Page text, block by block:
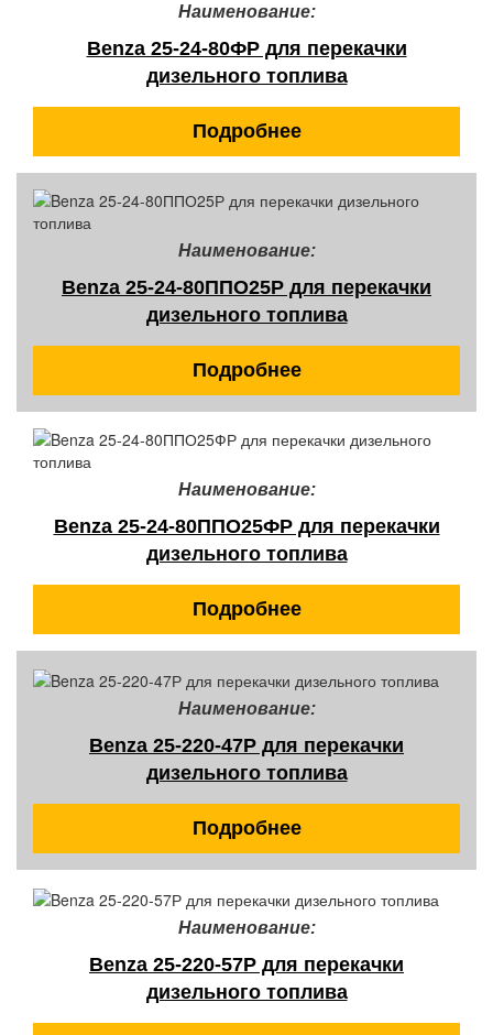
Наименование:
Benza 25-24-80ФР для перекачки
дизельного топлива
Подробнее
Наименование:
Benza 25-24-80ППО25Р для перекачки
дизельного топлива
Подробнее
Наименование:
Benza 25-24-80ППО25ФР для перекачки
дизельного топлива
Подробнее
Наименование:
Benza 25-220-47Р для перекачки
дизельного топлива
Подробнее
Наименование:
Benza 25-220-57Р для перекачки
дизельного топлива